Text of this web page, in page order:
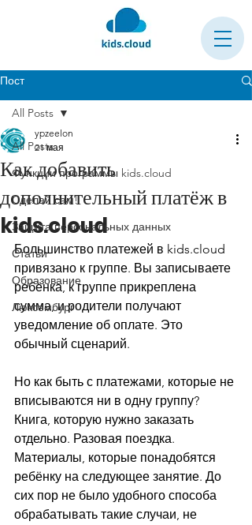
Пост
All Posts
Функции программы kids.cloud
Сделай сам!
Защита персональных данных
Статьи
Образование
Люксембург
All Posts
Как добавить
дополнительный платёж в
kids.cloud
ypzeelon
21 мая
Большинство платежей в kids.cloud
привязано к группе. Вы записываете
ребёнка, к группе прикреплена
сумма, и родители получают
уведомление об оплате. Это
обычный сценарий.
Но как быть с платежами, которые не
вписываются ни в одну группу?
Книга, которую нужно заказать
отдельно. Разовая поездка.
Материалы, которые понадобятся
ребёнку на следующее занятие. До
сих пор не было удобного способа
обрабатывать такие случаи, не